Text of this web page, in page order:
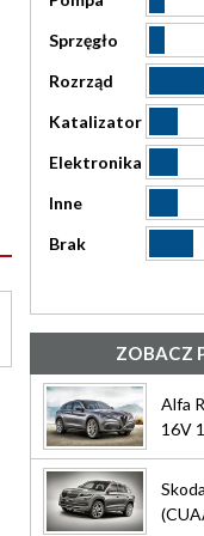
Sprzęgło
Rozrząd
Katalizator
Elektronika
Inne
Brak
ZOBACZ
Alfa
16V